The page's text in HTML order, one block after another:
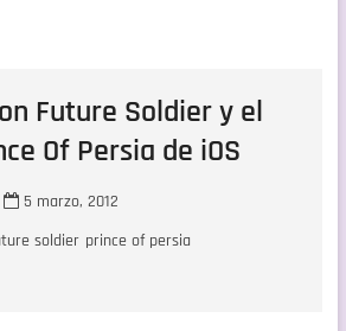
Future Soldier y el
Of Persia de iOS
5 marzo, 2012
soldier prince of persia